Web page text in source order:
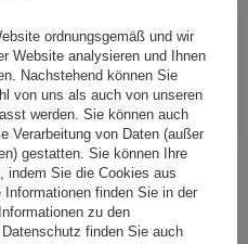
IN DEN WARENKORB
wurden von
geprüft
ordnungsgemäß und wir
Website analysieren und Ihnen
Nachstehend können Sie
von uns als auch von unseren
werden. Sie können auch
Verarbeitung von Daten (außer
gestatten. Sie können Ihre
indem Sie die Cookies aus
finden Sie in der
zu den
finden Sie auch